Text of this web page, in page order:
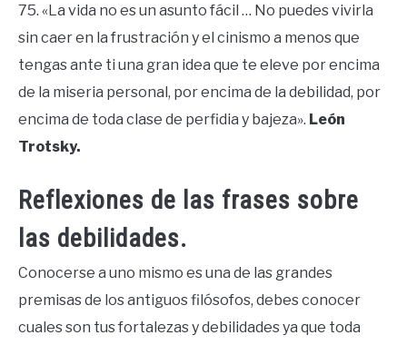
75. «La vida no es un asunto fácil … No puedes vivirla
sin caer en la frustración y el cinismo a menos que
tengas ante ti una gran idea que te eleve por encima
de la miseria personal, por encima de la debilidad, por
encima de toda clase de perfidia y bajeza». León
Trotsky.
Reflexiones de las frases sobre
las debilidades.
Conocerse a uno mismo es una de las grandes
premisas de los antiguos filósofos, debes conocer
cuales son tus fortalezas y debilidades ya que toda